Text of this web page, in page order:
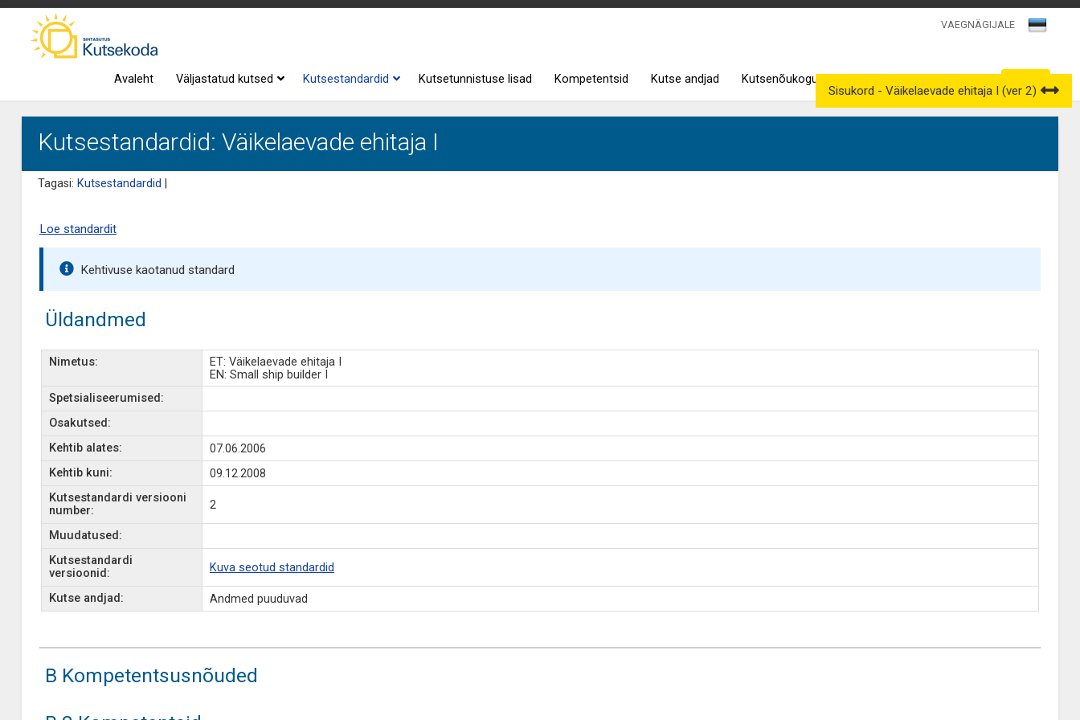
VAEGNÄGIJALE
Avaleht Väljastatud kutsed Kutsestandardid Kutsetunnistuse lisad Kompetentsid Kutse andjad Kutsenõukogud
Kutsestandardid: Väikelaevade ehitaja I
Tagasi: Kutsestandardid
Sisukord - Väikelaevade ehitaja I (ver 2)
Loe standardit
Kehtivuse kaotanud standard
Üldandmed
Nimetus:
ET: Väikelaevade ehitaja I
EN: Small ship builder I
Spetsialiseerumised:
Osakutsed:
Kehtib alates:
07.06.2006
Kehtib kuni:
09.12.2008
Kutsestandardi versiooni
number:
2
Muudatused:
Kutsestandardi
versioonid:
Kuva seotud standardid
Kutse andjad: Andmed puuduvad
B Kompetentsusnõuded